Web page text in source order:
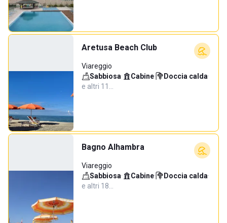
Aretusa Beach Club
Viareggio
Sabbiosa· Cabine· Doccia calda·
e altri 11…
Bagno Alhambra
Viareggio
Sabbiosa· Cabine· Doccia calda·
e altri 18…